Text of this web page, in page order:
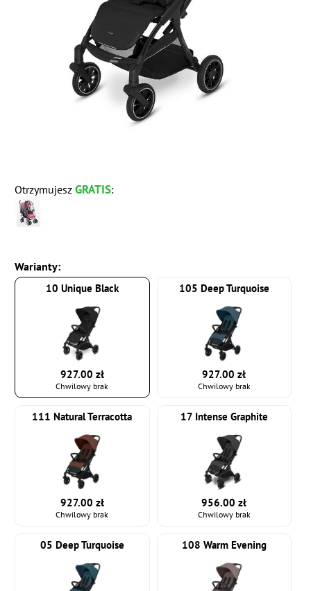
Warianty:
10 Unique Black
927.00 zł
Chwilowy brak
105 Deep Turquoise
927.00 zł
Chwilowy brak
111 Natural Terracotta
927.00 zł
Chwilowy brak
17 Intense Graphite
956.00 zł
Chwilowy brak
05 Deep Turquoise 108 Warm Evening
OtrzymujeszGRATIS: